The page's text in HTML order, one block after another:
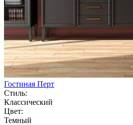
Гостиная Перт
Стиль:
Классический
Цвет:
Темный